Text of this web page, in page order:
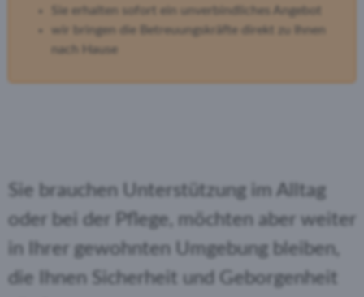
Sie erhalten sofort ein unverbindliches Angebot
wir bringen die Betreuungskräfte direkt zu Ihnen
nach Hause
Sie brauchen Unterstützung im Alltag
oder bei der Pflege, möchten aber weiter
in Ihrer gewohnten Umgebung bleiben,
die Ihnen Sicherheit und Geborgenheit